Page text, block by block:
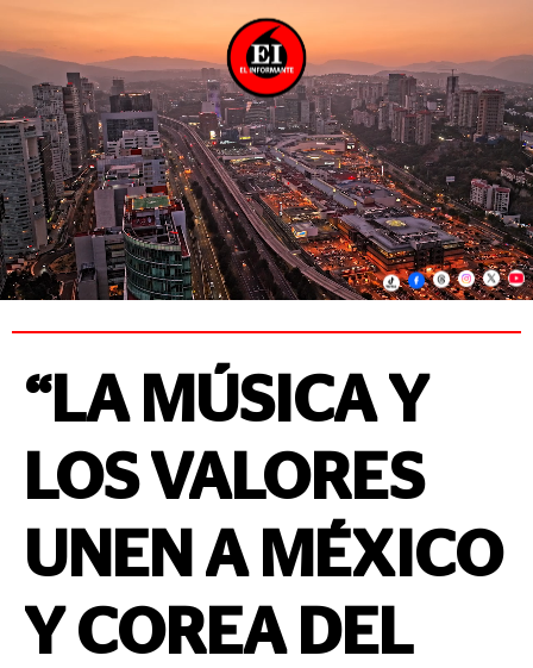
“LA MÚSICA Y
LOS VALORES
UNEN A MÉXICO
Y COREA DEL